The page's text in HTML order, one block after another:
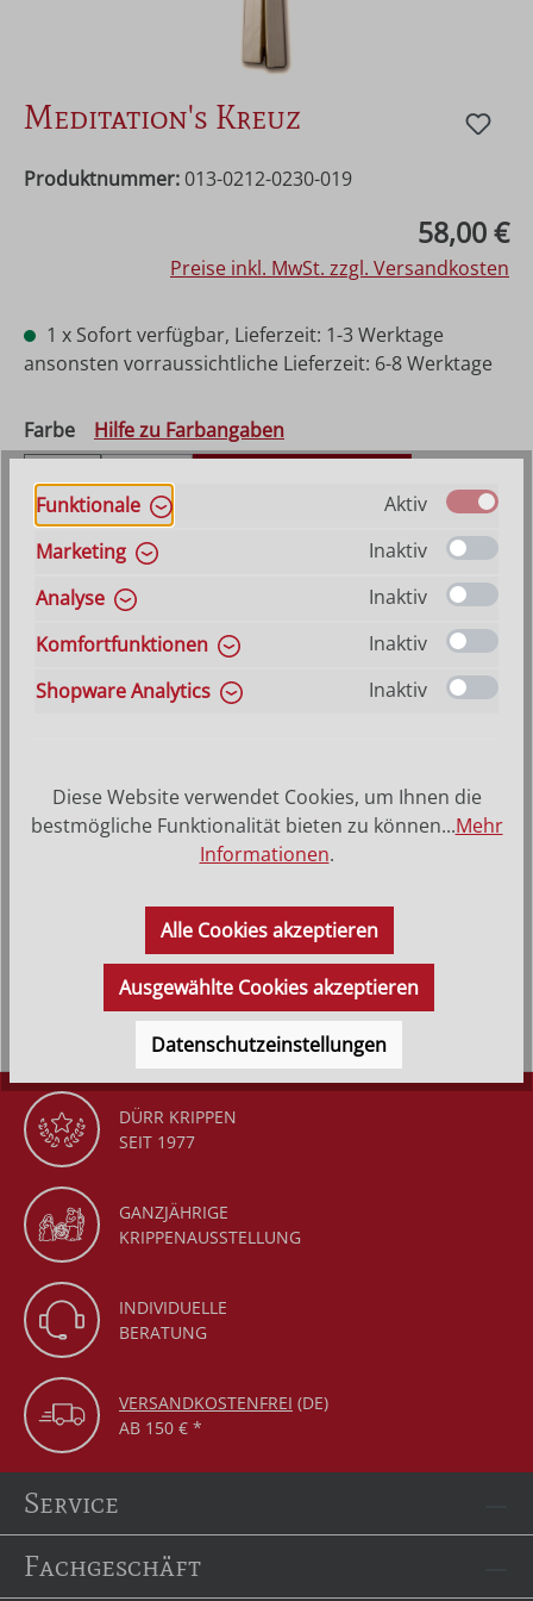
Meditation's Kreuz
Produktnummer: 013-0212-0230-019
58,00 €
Preise inkl. MwSt. zzgl. Versandkosten
1 x Sofort verfügbar, Lieferzeit: 1-3 Werktage
ansonsten vorraussichtliche Lieferzeit: 6-8 Werktage
Farbeauswählen
Hilfe zu Farbangaben
(Diese Option ist zurzeit nicht verfügbar.)
Gewachst mit Silberrand
Mehrfach gebeizt
Bemalt
Größeauswählen
Hilfe zu Größenangaben
9 cm 15 cm 23 cm 45 cm
Produkt Anzahl: Gib den gewünschten
VERSANDKOSTENFREI (DE) AB 150,-*
Das schlicht moderne Meditationskreuz ist von Größe 9 cm
bis Größe 30 cm aus Bergahornholz geschnitzt, die Größe
45 cm wird…Mehr
DÜRR KRIPPEN
SEIT 1977
GANZJÄHRIGE
KRIPPENAUSSTELLUNG
INDIVIDUELLE
BERATUNG
VERSANDKOSTENFREI (DE)
AB 150 € *
Service
Fachgeschäft
Funktionale
Aktiv
Marketing
Inaktiv
Analyse
Inaktiv
Komfortfunktionen
Inaktiv
Shopware Analytics
Inaktiv
Diese Website verwendet Cookies, um Ihnen die
bestmögliche Funktionalität bieten zu können...Mehr
Informationen.
Alle Cookies akzeptieren
Ausgewählte Cookies akzeptieren
Datenschutzeinstellungen